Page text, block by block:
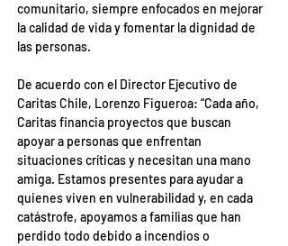
comunitario, siempre enfocados en mejorar
la calidad de vida y fomentar la dignidad de
las personas.
De acuerdo con el Director Ejecutivo de
Caritas Chile, Lorenzo Figueroa: “Cada año,
Caritas financia proyectos que buscan
apoyar a personas que enfrentan
situaciones críticas y necesitan una mano
amiga. Estamos presentes para ayudar a
quienes viven en vulnerabilidad y, en cada
catástrofe, apoyamos a familias que han
perdido todo debido a incendios o